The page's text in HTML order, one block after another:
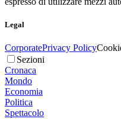
Legal
CorporatePrivacy Policy
Sezioni
Cronaca
Mondo
Economia
Politica
Spettacolo